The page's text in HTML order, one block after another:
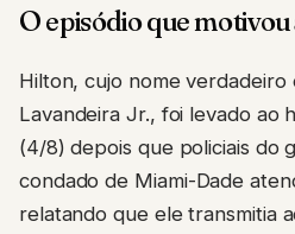
O episódio que
Hilton, cujo nome verdadeiro
Lavandeira Jr., foi levado ao
(4/8) depois que policiais do
condado de Miami-Dade
relatando que ele transmitia